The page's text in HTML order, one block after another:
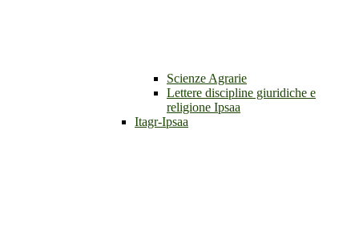
Scienze Agrarie
Lettere discipline giuridiche e
religione Ipsaa
Itagr-Ipsaa